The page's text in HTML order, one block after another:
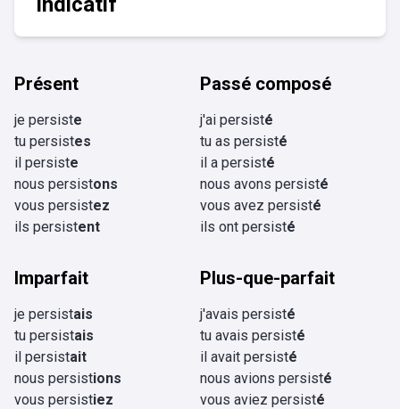
Présent
je persiste
tu persistes
il persiste
nous persistons
vous persistez
ils persistent
Passé composé
j'ai persisté
tu as persisté
il a persisté
nous avons persisté
vous avez persisté
ils ont persisté
Imparfait
je persistais
tu persistais
il persistait
nous persistions
vous persistiez
Plus-que-parfait
j'avais persisté
tu avais persisté
il avait persisté
nous avions persisté
vous aviez persisté